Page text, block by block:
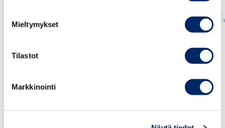
Mieltymykset
Tilastot
Markkinointi
JOHTAVA ASIANTUNTIJA, YHTIÖ- JA
+358 50 376 1460